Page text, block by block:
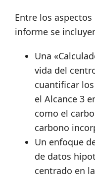
Entre los
informe se
Una
vida del
cuantificar
el Alcance 3
como el
carbono
Un enfoque
de datos
centrado en